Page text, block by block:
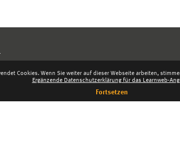
Cookies. Wenn Sie weiter auf dieser Webseite arbeiten,
Ergänzende Datenschutzerklärung für das Learnweb-
Fortsetzen